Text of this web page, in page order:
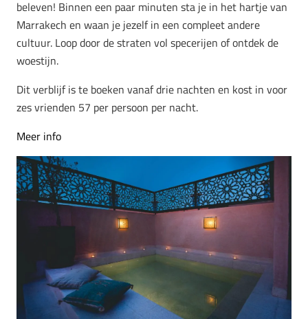
beleven! Binnen een paar minuten sta je in het hartje van
Marrakech en waan je jezelf in een compleet andere
cultuur. Loop door de straten vol specerijen of ontdek de
woestijn.
Dit verblijf is te boeken vanaf drie nachten en kost in voor
zes vrienden 57 per persoon per nacht.
Meer info